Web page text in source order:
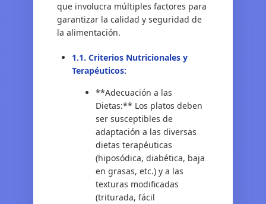
que involucra múltiples factores para
garantizar la calidad y seguridad de
la alimentación.
1.1. Criterios Nutricionales y
Terapéuticos:
**Adecuación a las
Dietas:** Los platos deben
ser susceptibles de
adaptación a las diversas
dietas terapéuticas
(hiposódica, diabética, baja
en grasas, etc.) y a las
texturas modificadas
(triturada, fácil